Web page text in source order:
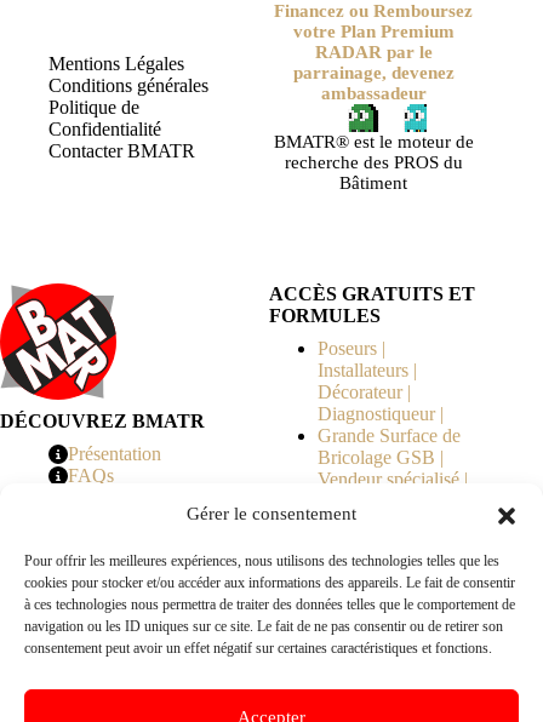
Gérer le consentement
Pour offrir les meilleures expériences, nous utilisons des technologies telles que les
cookies pour stocker et/ou accéder aux informations des appareils. Le fait de consentir
à ces technologies nous permettra de traiter des données telles que le comportement de
navigation ou les ID uniques sur ce site. Le fait de ne pas consentir ou de retirer son
consentement peut avoir un effet négatif sur certaines caractéristiques et fonctions.
Accepter
Mentions Légales
Conditions générales
Politique de
Confidentialité
Contacter BMATR
Financez ou Remboursez
votre Plan Premium
RADAR par le
parrainage, devenez
ambassadeur
BMATR® est le moteur de
recherche des PROS du
Bâtiment
DÉCOUVREZ BMATR
Présentation
FAQs
ACCÈS GRATUITS ET
FORMULES
Poseurs |
Installateurs |
Décorateur |
Diagnostiqueur |
Grande Surface de
Bricolage GSB |
Vendeur spécialisé |
Copropriété | MOE |
en Travaux |
Fabricants | Marque |
© 2026 BMATR® — Tous droits réservés.